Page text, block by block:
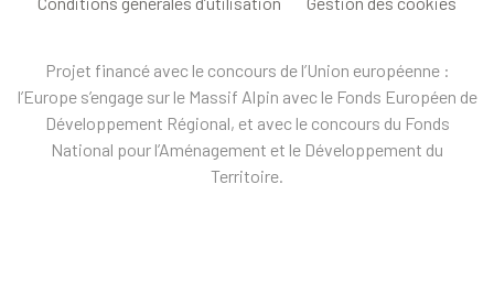
Projet financé avec le concours de l’Union européenne :
l’Europe s’engage sur le Massif Alpin avec le Fonds Européen de
Développement Régional, et avec le concours du Fonds
National pour l’Aménagement et le Développement du
Territoire.